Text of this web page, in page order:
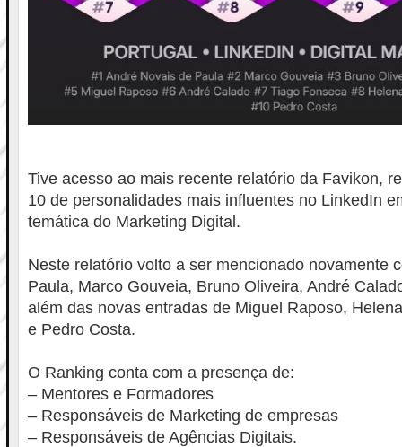
Tive acesso ao mais recente relatório da Favikon,
10 de personalidades mais influentes no LinkedIn
temática do Marketing Digital.
Neste relatório volto a ser mencionado novamente
Paula, Marco Gouveia, Bruno Oliveira, André
além das novas entradas de Miguel Raposo,
e Pedro Costa.
O Ranking conta com a presença de:
– Mentores e Formadores
– Responsáveis de Marketing de empresas
– Responsáveis de Agências Digitais.